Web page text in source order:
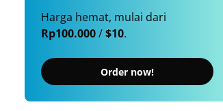
Harga hemat, mulai dari
Rp100.000/$10.
Order now!